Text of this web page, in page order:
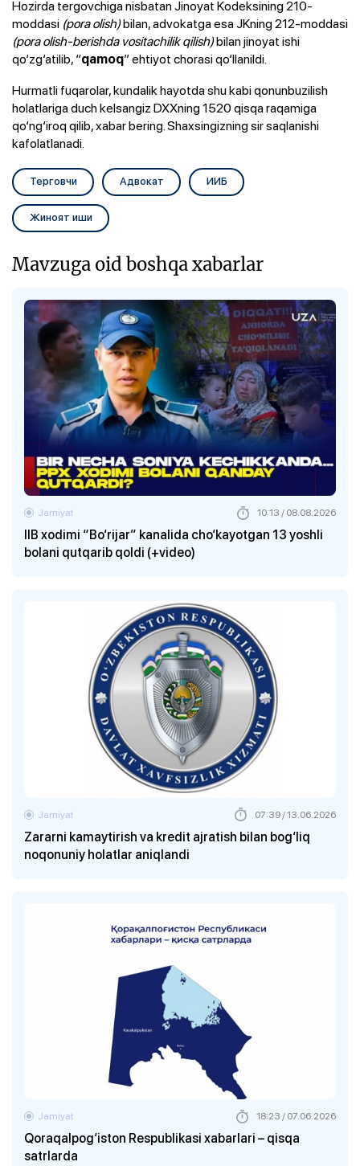
Hozirda tergovchiga nisbatan Jinoyat Kodeksining 210-
moddasi (pora olish)bilan, advokatga esa JKning 212-moddasi
(pora olish-berishda vositachilik qilish)bilan jinoyat ishi
qo‘zg‘atilib, “qamoq” ehtiyot chorasi qo‘llanildi.
Hurmatli fuqarolar, kundalik hayotda shu kabi qonunbuzilish
holatlariga duch kelsangiz DXXning 1520 qisqa raqamiga
qo‘ng‘iroq qilib, xabar bering. Shaxsingizning sir saqlanishi
kafolatlanadi.
Терговчи Адвокат ИИБ
Жиноят иши
Mavzuga oid boshqa xabarlar
IIB xodimi “Bo‘rijar” kanalida cho‘kayotgan 13 yoshli
bolani qutqarib qoldi (+video)
Jamiyat 10:13 / 08.08.2026
Zararni kamaytirish va kredit ajratish bilan bog‘liq
noqonuniy holatlar aniqlandi
Jamiyat 07:39 / 13.06.2026
Qoraqalpog‘iston Respublikasi xabarlari – qisqa
satrlarda
Jamiyat 18:23 / 07.06.2026